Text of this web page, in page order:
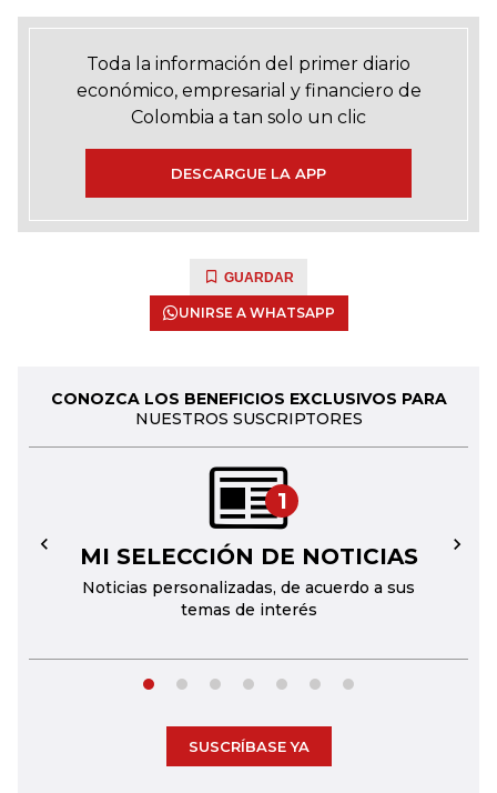
Toda la información del primer diario
económico, empresarial y financiero de
Colombia a tan solo un clic
DESCARGUE LA APP
GUARDAR
UNIRSE A WHATSAPP
CONOZCA LOS BENEFICIOS EXCLUSIVOS PARA
NUESTROS SUSCRIPTORES
1
MI SELECCIÓN DE NOTICIAS
Noticias personalizadas, de acuerdo a sus
temas de interés
← →
SUSCRÍBASE YA